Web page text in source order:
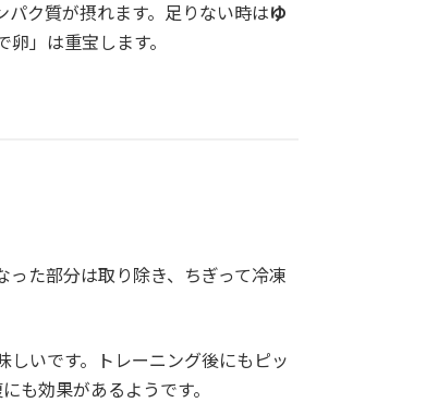
パク質が摂れます。足りない時はゆ
」は重宝します。
た部分は取り除き、ちぎって冷凍
いです。トレーニング後にもピッ
も効果があるようです。